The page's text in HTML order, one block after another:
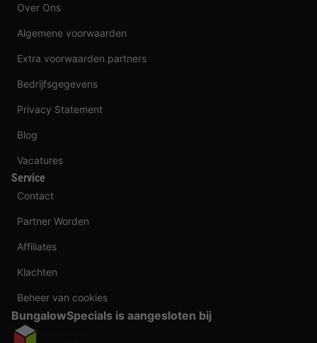
Over Ons
Algemene voorwaarden
Extra voorwaarden partners
Bedrijfsgegevens
Privacy Statement
Blog
Vacatures
Service
Contact
Partner Worden
Affiliates
Klachten
Beheer van cookies
BungalowSpecials is aangesloten bij